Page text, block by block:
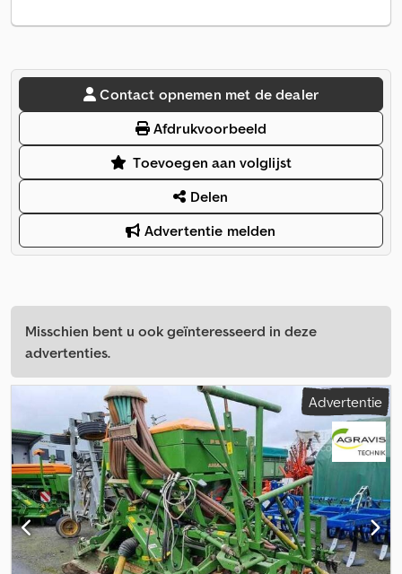
Contact opnemen met de dealer
Afdrukvoorbeeld
Toevoegen aan volglijst
Delen
Advertentie melden
Misschien bent u ook geïnteresseerd in deze
advertenties.
Advertentie